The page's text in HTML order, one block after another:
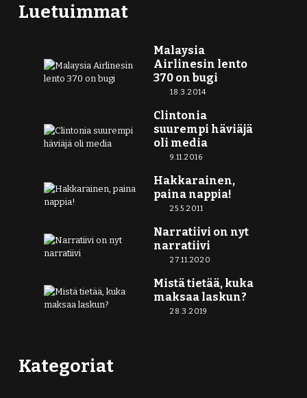
Luetuimmat
Malaysia
Airlinesin lento
370 on bugi
18.3.2014
Clintonia
suurempi häviäjä
oli media
9.11.2016
Hakkarainen,
paina nappia!
25.5.2011
Narratiivi on nyt
narratiivi
27.11.2020
Mistä tietää, kuka
maksaa laskun?
28.3.2019
Kategoriat